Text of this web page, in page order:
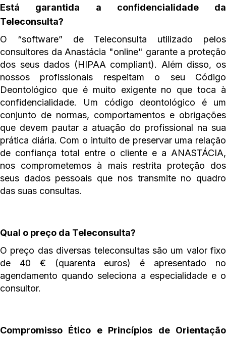
Está garantida a confidencialidade da
Teleconsulta?
O “software” de Teleconsulta utilizado pelos
consultores da Anastácia "online" garante a proteção
dos seus dados (HIPAA compliant). Além disso, os
nossos profissionais respeitam o seu Código
Deontológico que é muito exigente no que toca à
confidencialidade. Um código deontológico é um
conjunto de normas, comportamentos e obrigações
que devem pautar a atuação do profissional na sua
prática diária. Com o intuito de preservar uma relação
de confiança total entre o cliente e a ANASTÁCIA,
nos comprometemos à mais restrita proteção dos
seus dados pessoais que nos transmite no quadro
das suas consultas.
Qual o preço da Teleconsulta?
O preço das diversas teleconsultas são um valor fixo
de 40 € (quarenta euros) é apresentado no
agendamento quando seleciona a especialidade e o
consultor.
Compromisso Ético e Princípios de Orientação